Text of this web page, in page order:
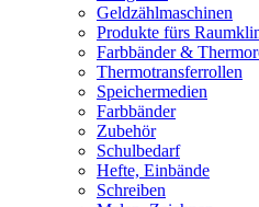
Geldzählmaschinen
Produkte fürs
Farbbänder &
Thermotransferrollen
Speichermedien
Farbbänder
Zubehör
Schulbedarf
Hefte, Einbände
Schreiben